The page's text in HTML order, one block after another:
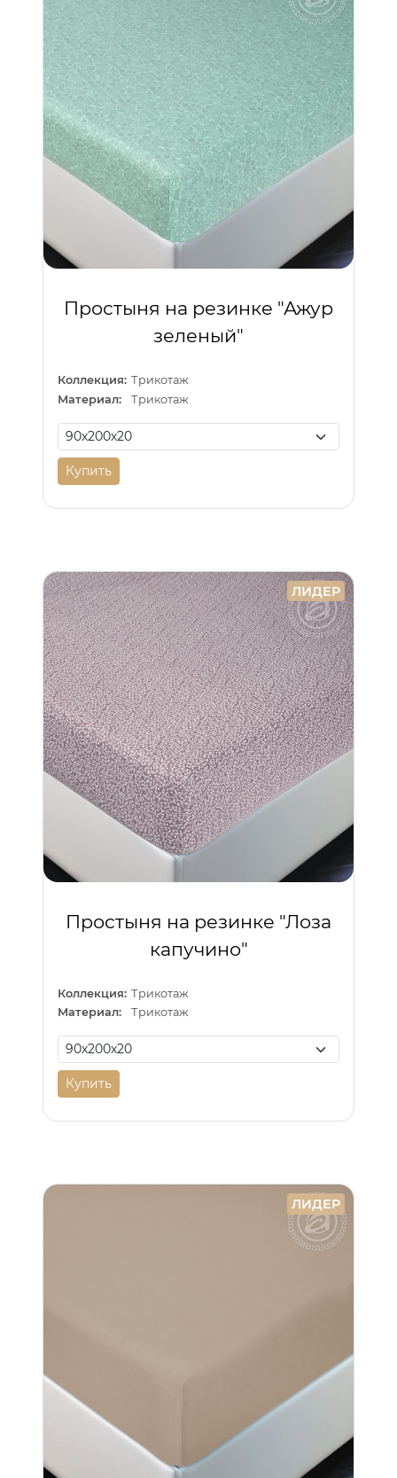
Простыня на резинке "Ажур
зеленый"
Коллекция: Трикотаж
Материал:
Трикотаж
Купить
ЛИДЕР
Простыня на резинке "Лоза
капучино"
Коллекция: Трикотаж
Материал:
Трикотаж
Купить
ЛИДЕР